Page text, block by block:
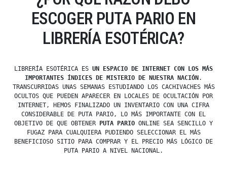
ESCOGER PUTA PARIO EN
LIBRERÍA ESOTÉRICA?
LIBRERÍA ESOTÉRICA ES UN ESPACIO DE INTERNET CON LOS MÁS
IMPORTANTES ÍNDICES DE MISTERIO DE NUESTRA NACIÓN .
TRANSCURRIDAS UNAS SEMANAS ESTUDIANDO LOS CACHIVACHES MÁS
OCULTOS QUE PUEDEN APARECER EN LOCALES DE OCULTACIÓN POR
INTERNET, HEMOS FINALIZADO UN INVENTARIO CON UNA CIFRA
CONSIDERABLE DE PUTA PARIO, LO MÁS IMPORTANTE CON EL
OBJETIVO DE QUE OBTENER
PUTA PARIO ONLINE SEA SENCILLO Y
FUGAZ PARA CUALQUIERA PUDIENDO SELECCIONAR EL MÁS
BENEFICIOSO SITIO PARA COMPRAR Y EL PRECIO MÁS LÓGICO DE
PUTA PARIO A NIVEL NACIONAL.